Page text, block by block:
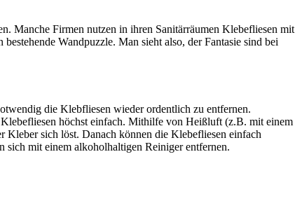
Manche Firmen nutzen in ihren Sanitärräumen Klebefliesen mit
Wandpuzzle. Man sieht also, der Fantasie sind bei
die Klebfliesen wieder ordentlich zu entfernen.
höchst einfach. Mithilfe von Heißluft (z.B. mit einem
Kleber sich löst. Danach können die Klebefliesen einfach
sich mit einem alkoholhaltigen Reiniger entfernen.